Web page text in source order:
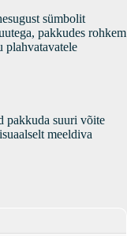
sümbolit
pakkudes rohkem
plahvatavatele
pakkuda suuri võite
meeldiva